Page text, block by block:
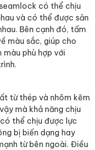
có thể chịu
và có thể được sản
Bên cạnh đó, tấm
màu sắc, giúp cho
màu phù hợp với
từ thép và nhôm kẽm
mà khả năng chịu
thể chịu được lực
bị biến dạng hay
từ bên ngoài. Điều